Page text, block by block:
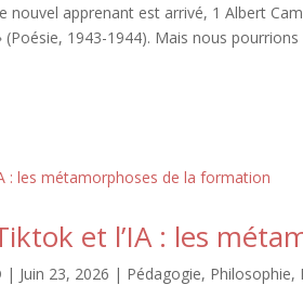
nouvel apprenant est arrivé, 1 Albert
1943-1944). Mais nous
et l’IA : les
| Juin 23, 2026 | Pédagogie, Philosophie,